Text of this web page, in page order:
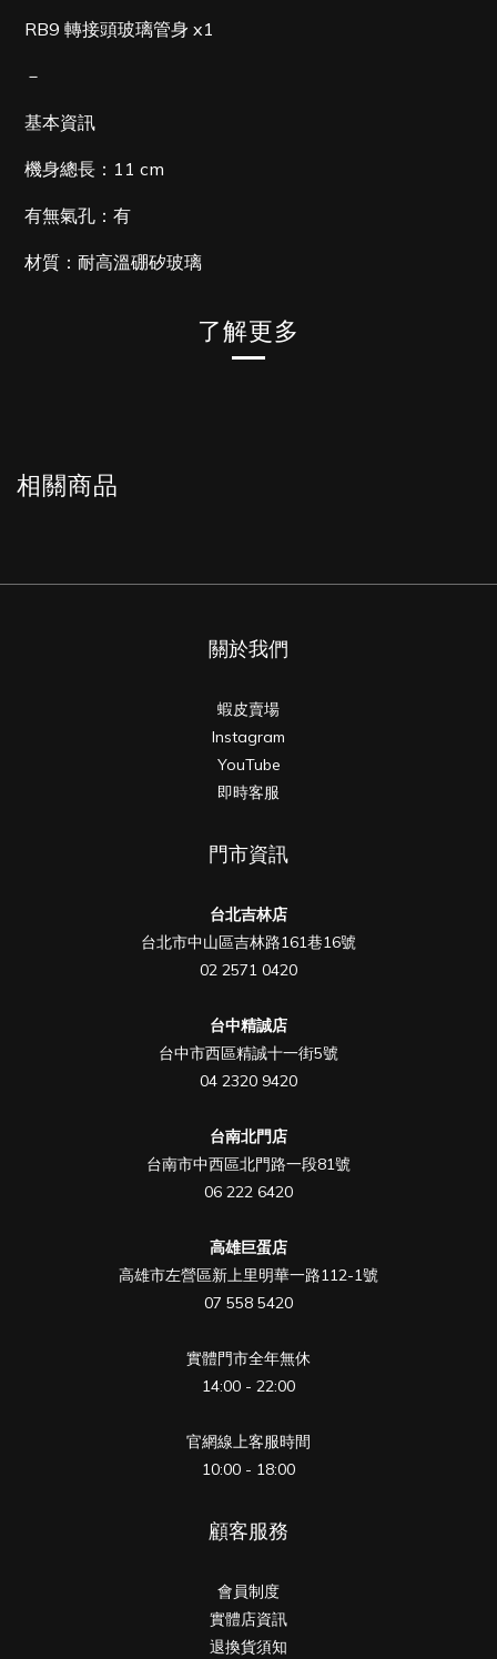
RB9 轉接頭玻璃管身 x1
－
基本資訊
機身總長：11 cm
有無氣孔：有
材質：耐高溫硼矽玻璃
了解更多
相關商品
關於我們
蝦皮賣場
Instagram
YouTube
即時客服
門市資訊
台北吉林店
台北市中山區吉林路161巷16號
02 2571 0420
台中精誠店
台中市西區精誠十一街5號
04 2320 9420
台南北門店
台南市中西區北門路一段81號
06 222 6420
高雄巨蛋店
高雄市左營區新上里明華一路112-1號
07 558 5420
實體門市全年無休
14:00 - 22:00
官網線上客服時間
10:00 - 18:00
顧客服務
會員制度
實體店資訊
退換貨須知